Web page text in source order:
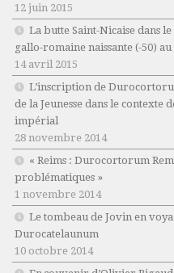
12 juin 2015
La butte Saint-Nicaise dans
gallo-romaine naissante (-50)
14 avril 2015
L’inscription de
de la Jeunesse dans le contexte
impérial
28 novembre 2014
« Reims : Durocortorum
problématiques »
1 novembre 2014
Le tombeau de Jovin en
Durocatelaunum
10 octobre 2014